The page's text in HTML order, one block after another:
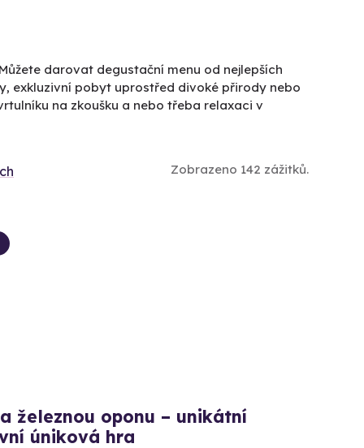
darovat degustační menu od nejlepších
exkluzivní pobyt uprostřed divoké přirody nebo
na zkoušku a nebo třeba relaxaci v
Zobrazeno 142 zážitků.
železnou oponu – unikátní
úniková hra